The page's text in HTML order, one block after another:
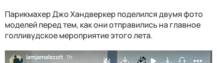
Парикмахер Джо Хандверкер поделился двумя фото
моделей перед тем, как они отправились на главное
голливудское мероприятие этого лета.